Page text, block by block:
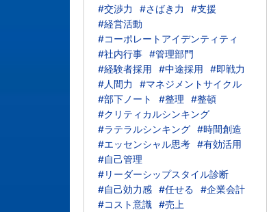
#交渉力
#さばき力
#支援
#経営活動
#コーポレートアイデンティティ
#社内行事 #管理部門
#経験者採用
#中途採用
#即戦力
#人間力
#マネジメントサイクル
#部下ノート
#整理
#整頓
#クリティカルシンキング
#ラテラルシンキング #時間創造
#エッセンシャル思考 #有効活用
#自己管理
#リーダーシップスタイル診断
#自己効力感 #任せる
#企業会計
#コスト意識 #売上